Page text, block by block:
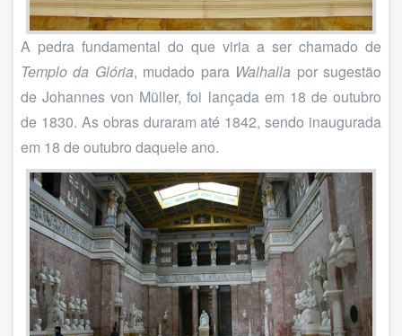
A pedra fundamental do que viria a ser chamado de
Templo da Glória, mudado para Walhalla por sugestão
de Johannes von Müller, foi lançada em 18 de outubro
de 1830. As obras duraram até 1842, sendo inaugurada
em 18 de outubro daquele ano.